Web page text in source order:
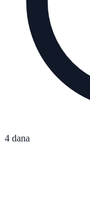
4 dana